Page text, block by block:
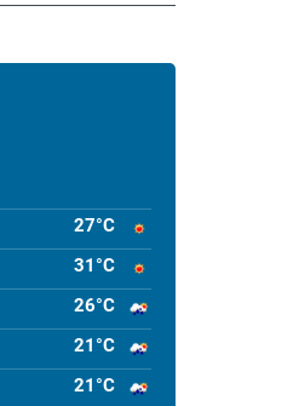
27°C
31°C
26°C
21°C
21°C